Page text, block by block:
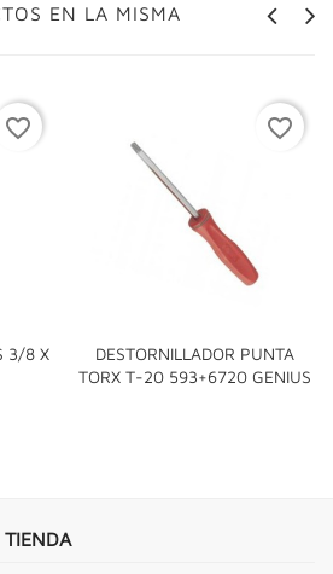
EN LA MISMA
3/8 X
favorite_border
DESTORNILLADOR PUNTA
TORX T-20 593+6720 GENIUS
favorite_border